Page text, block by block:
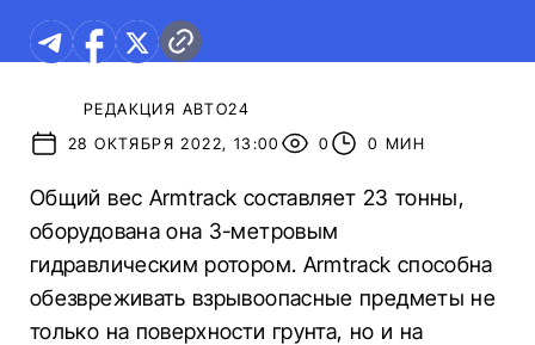
РЕДАКЦИЯ АВТО24
28 ОКТЯБРЯ 2022, 13:00
0 0 МИН
Общий вес Armtrack составляет 23 тонны,
оборудована она 3-метровым
гидравлическим ротором. Armtrack способна
обезвреживать взрывоопасные предметы не
только на поверхности грунта, но и на